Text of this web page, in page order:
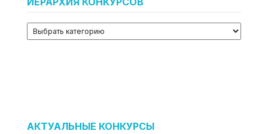
АКТУАЛЬНЫЕ КОНКУРСЫ